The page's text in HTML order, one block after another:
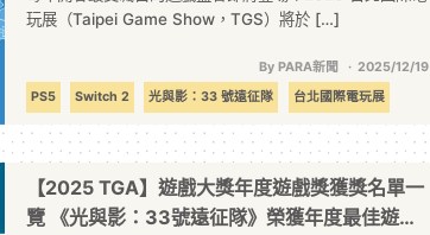
兒帶回家！
玩展（Taipei Game Show，TGS）將於 […]
By PARA新聞
2025/12/19
PS5
Switch 2 光與影：33 號遠征隊 台北國際電玩展
早鳥優惠 明日方舟 明日方舟：終末地 獨立遊戲
【2025 TGA】遊戲大獎年度遊戲獎獲獎名單一
覽 《光與影：33號遠征隊》榮獲年度最佳遊戲